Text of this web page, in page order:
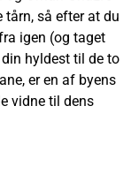
tårn, så efter at du
igen (og taget
hyldest til de to
er en af byens
vidne til dens